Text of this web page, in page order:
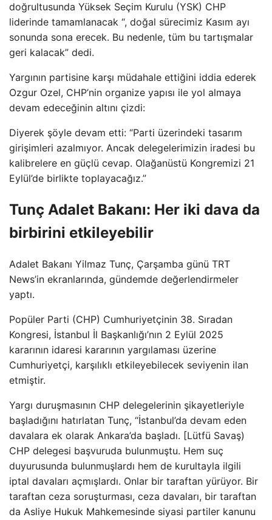
doğrultusunda Yüksek Seçim Kurulu (YSK) CHP
liderinde tamamlanacak “, doğal sürecimiz Kasım ayı
sonunda sona erecek. Bu nedenle, tüm bu tartışmalar
geri kalacak” dedi.
Yargının partisine karşı müdahale ettiğini iddia ederek
Ozgur Ozel, CHP’nin organize yapısı ile yol almaya
devam edeceğinin altını çizdi:
Diyerek şöyle devam etti: “Parti üzerindeki tasarım
girişimleri azalmıyor. Ancak delegelerimizin iradesi bu
kalibrelere en güçlü cevap. Olağanüstü Kongremizi 21
Eylül’de birlikte toplayacağız.”
Tunç Adalet Bakanı: Her iki dava da
birbirini etkileyebilir
Adalet Bakanı Yilmaz Tunç, Çarşamba günü TRT
News’in ekranlarında, gündemde değerlendirmeler
yaptı.
Popüler Parti (CHP) Cumhuriyetçinin 38. Sıradan
Kongresi, İstanbul İl Başkanlığı’nın 2 Eylül 2025
kararının idaresi kararının yargılaması üzerine
Cumhuriyetçi, karşılıklı etkileyebilecek seviyenin ilan
etmiştir.
Yargı duruşmasının CHP delegelerinin şikayetleriyle
başladığını hatırlatan Tunç, “İstanbul’da devam eden
davalara ek olarak Ankara’da başladı. [Lütfü Savaş)
CHP delegesi başvuruda bulunmuştu. Hem suç
duyurusunda bulunmuşlardı hem de kurultayla ilgili
iptal davaları açmışlardı. Onlar bir taraftan yürüyor. Bir
taraftan ceza soruşturması, ceza davaları, bir taraftan
da Asliye Hukuk Mahkemesinde siyasi partiler kanunu